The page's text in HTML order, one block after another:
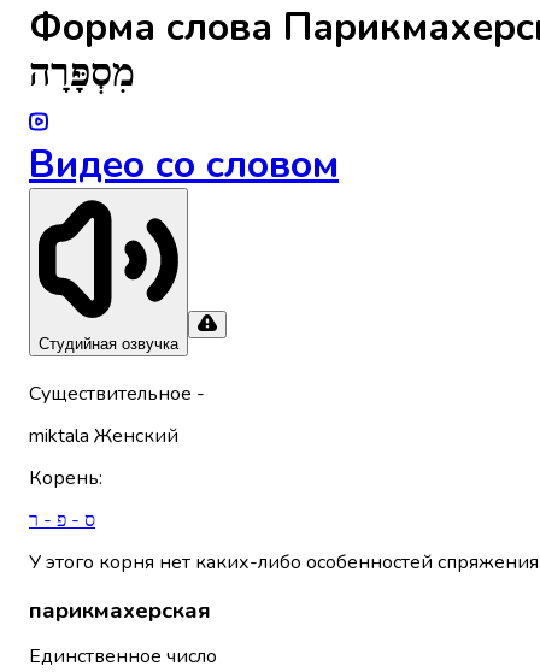
Форма слова
מִסְפָּרָה
Видео со словом
Студийная озвучка
Существительное -
miktala Женский
Корень:
ס - פ - ר
У этого корня нет каких-либо особенностей
парикмахерская
Единственное число